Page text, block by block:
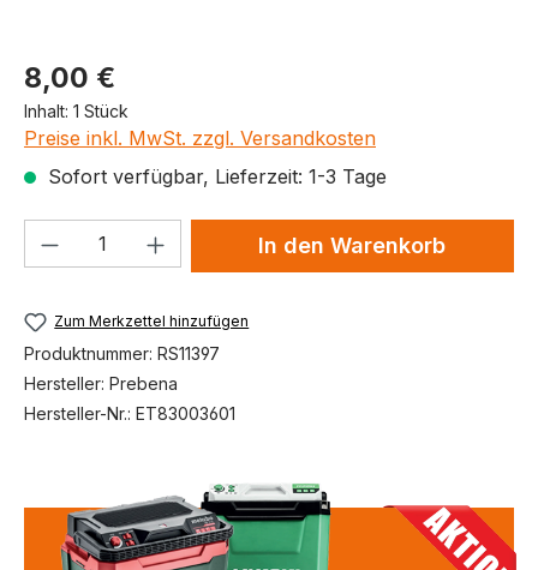
Produktpreis
8,00 €
Inhalt: 1 Stück
Preise inkl. MwSt. zzgl. Versandkosten
Sofort verfügbar, Lieferzeit: 1-3 Tage
Produkt Anzahl: Gib denIn den Warenkorb
Zum Merkzettel hinzufügen
Produktnummer: RS11397
Hersteller: Prebena
Hersteller-Nr.: ET83003601